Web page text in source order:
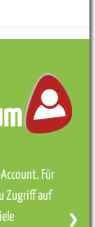
Für
Zugriff auf
❯